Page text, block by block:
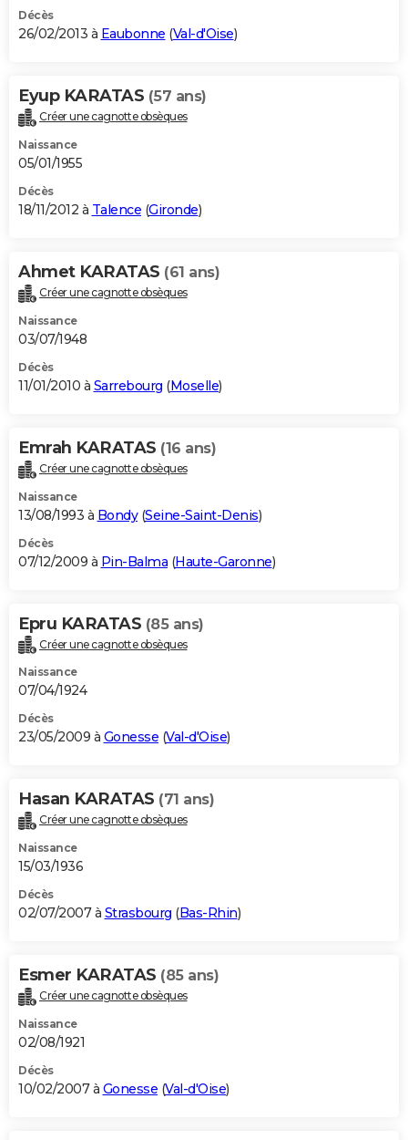
Décès
26/02/2013 à Eaubonne (Val-d'Oise)
Eyup KARATAS (57 ans)
Créer une cagnotte obsèques
Naissance
05/01/1955
Décès
18/11/2012 à Talence (Gironde)
Ahmet KARATAS (61 ans)
Créer une cagnotte obsèques
Naissance
03/07/1948
Décès
11/01/2010 à Sarrebourg (Moselle)
Emrah KARATAS (16 ans)
Créer une cagnotte obsèques
Naissance
13/08/1993 à Bondy(Seine-Saint-Denis)
Décès
07/12/2009 à Pin-Balma (Haute-Garonne)
Epru KARATAS (85 ans)
Créer une cagnotte obsèques
Naissance
07/04/1924
Décès
23/05/2009 à Gonesse (Val-d'Oise)
Hasan KARATAS (71 ans)
Créer une cagnotte obsèques
Naissance
15/03/1936
Décès
02/07/2007 à Strasbourg (Bas-Rhin)
Esmer KARATAS (85 ans)
Créer une cagnotte obsèques
Naissance
02/08/1921
Décès
10/02/2007 à Gonesse (Val-d'Oise)